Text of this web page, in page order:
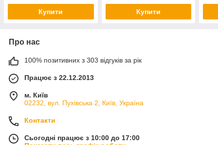
Купити Купити
Про нас
100% позитивних з 303 відгуків за рік
Працює з 22.12.2013
м. Київ
02232, вул. Пухівська 2, Київ, Україна
Контакти
Сьогодні працює з 10:00 до 17:00